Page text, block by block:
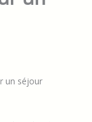
un séjour